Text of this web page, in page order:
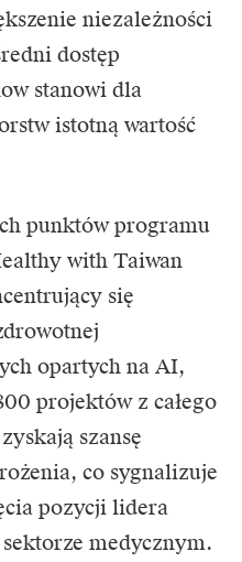
niezależności
dostęp
stanowi dla
istotną wartość
punktów programu
with Taiwan
się
opartych na AI,
projektów z całego
szansę
co sygnalizuje
pozycji lidera
medycznym.